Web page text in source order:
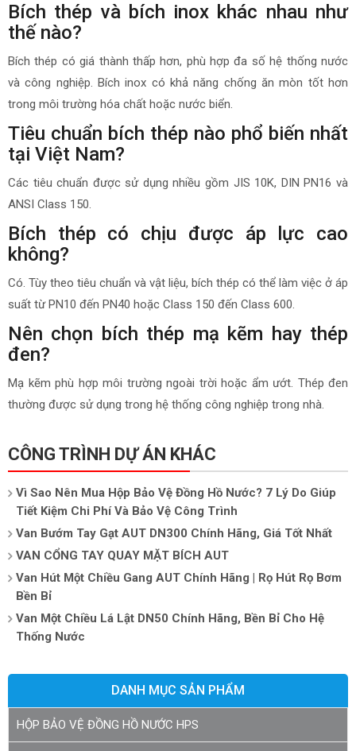
Bích thép và bích inox khác nhau như
thế nào?
Bích thép có giá thành thấp hơn, phù hợp đa số hệ thống nước
và công nghiệp. Bích inox có khả năng chống ăn mòn tốt hơn
trong môi trường hóa chất hoặc nước biển.
Tiêu chuẩn bích thép nào phổ biến nhất
tại Việt Nam?
Các tiêu chuẩn được sử dụng nhiều gồm JIS 10K, DIN PN16 và
ANSI Class 150.
Bích thép có chịu được áp lực cao
không?
Có. Tùy theo tiêu chuẩn và vật liệu, bích thép có thể làm việc ở áp
suất từ PN10 đến PN40 hoặc Class 150 đến Class 600.
Nên chọn bích thép mạ kẽm hay thép
đen?
Mạ kẽm phù hợp môi trường ngoài trời hoặc ẩm ướt. Thép đen
thường được sử dụng trong hệ thống công nghiệp trong nhà.
CÔNG TRÌNH DỰ ÁN KHÁC
Vì Sao Nên Mua Hộp Bảo Vệ Đồng Hồ Nước? 7 Lý Do Giúp
Tiết Kiệm Chi Phí Và Bảo Vệ Công Trình
Van Bướm Tay Gạt AUT DN300 Chính Hãng, Giá Tốt Nhất
VAN CỔNG TAY QUAY MẶT BÍCH AUT
Van Hút Một Chiều Gang AUT Chính Hãng | Rọ Hút Rọ Bơm
Bền Bỉ
Van Một Chiều Lá Lật DN50 Chính Hãng, Bền Bỉ Cho Hệ
Thống Nước
DANH MỤC SẢN PHẨM
HỘP BẢO VỆ ĐỒNG HỒ NƯỚC HPS